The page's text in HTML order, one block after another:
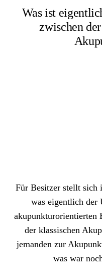
ab?
Was ist
zwischen
Für Besitzer stellt sich
was eigentlich der
akupunkturorientierten
der klassischen
jemanden zur
was war